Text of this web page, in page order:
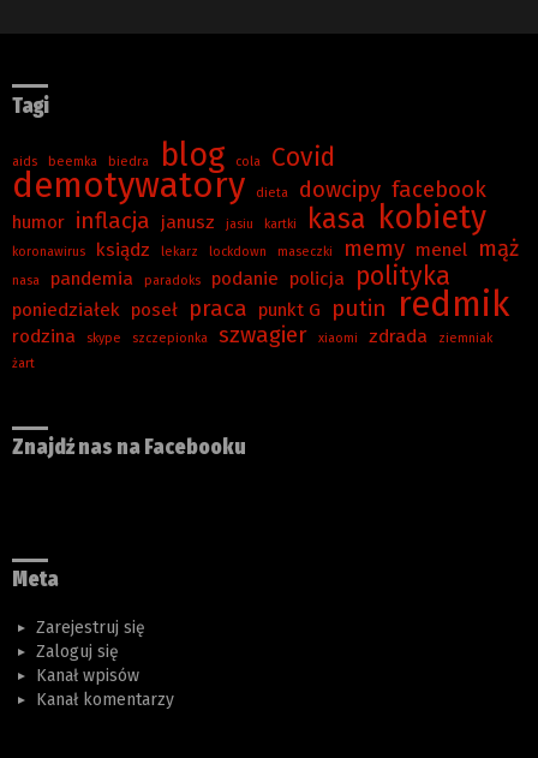
Tagi
aids beemka biedra blog cola Covid
demotywatory dieta dowcipy facebook
humor inflacja janusz jasiu kartki kasa kobiety
koronawirus ksiądz lekarz lockdown maseczki memy menel mąż
nasa pandemia paradoks podanie policja polityka
poniedziałek poseł praca punkt G putin redmik
rodzina skype szczepionka szwagier xiaomi zdrada
ziemniak
żart
Znajdź nas na Facebooku
Meta
Zarejestruj się
Zaloguj się
Kanał wpisów
Kanał komentarzy